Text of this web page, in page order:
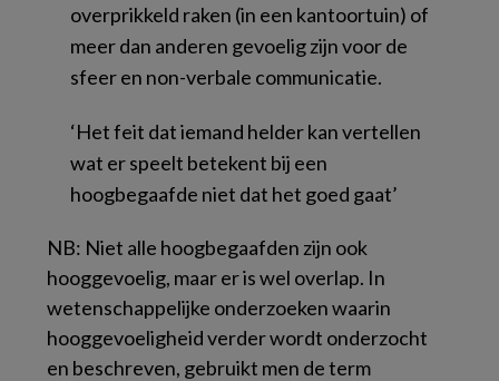
overprikkeld raken (in een kantoortuin) of
meer dan anderen gevoelig zijn voor de
sfeer en non-verbale communicatie.
‘Het feit dat iemand helder kan vertellen
wat er speelt betekent bij een
hoogbegaafde niet dat het goed gaat’
NB: Niet alle hoogbegaafden zijn ook
hooggevoelig, maar er is wel overlap. In
wetenschappelijke onderzoeken waarin
hooggevoeligheid verder wordt onderzocht
en beschreven, gebruikt men de term